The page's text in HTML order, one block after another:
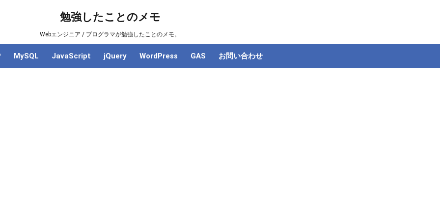
勉強したことのメモ
Webエンジニア / プログラマが勉強したことのメモ。
MySQL JavaScript jQuery WordPress GAS お問い合わせ